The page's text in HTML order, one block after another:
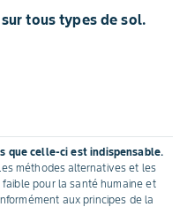
tous types de sol.
que celle-ci est indispensable.
méthodes alternatives et les
pour la santé humaine et
aux principes de la